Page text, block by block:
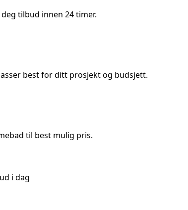
tilbud innen 24 timer.
best for ditt prosjekt og budsjett.
til best mulig pris.
i dag